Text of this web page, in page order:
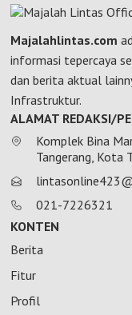
Majalahlintas.com
informasi tepercaya
dan berita aktual
Infrastruktur.
ALAMAT REDAKSI/
Komplek Bina
Tangerang, Kota
021-7226321
KONTEN
Berita
Fitur
Profil